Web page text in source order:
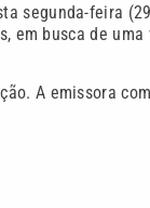
segunda-feira
em busca de uma
A emissora